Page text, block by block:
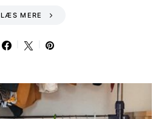
LÆS MERE